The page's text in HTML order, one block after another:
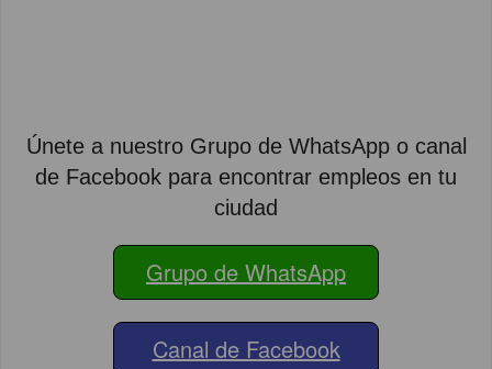
Únete a nuestro Grupo de WhatsApp o canal
de Facebook para encontrar empleos en tu
ciudad
Grupo de WhatsApp
Canal de Facebook